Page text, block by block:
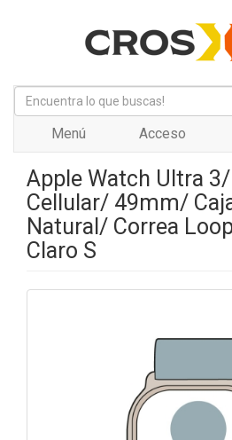
Menú Acceso
Apple Watch Ultra
Cellular/ 49mm/
Natural/ Correa
Claro S